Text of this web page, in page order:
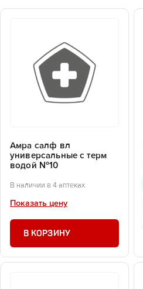
Амра салф вл
универсальные с терм
водой №10
В наличии в 4 аптеках
Показать цену
В КОРЗИНУ